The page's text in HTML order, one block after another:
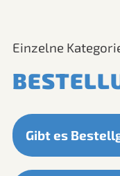
Einzelne
Gibt es
Nein, gibt es